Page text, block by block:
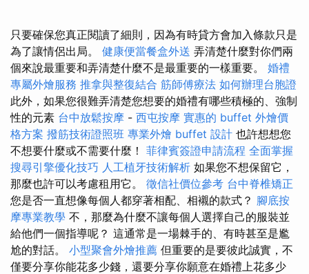
只要確保您真正閱讀了細則，因為有時貸方會加入條款只是
為了讓情侶出局。 健康便當餐盒外送 弄清楚什麼對你們兩
個來說最重要和弄清楚什麼不是最重要的一樣重要。 婚禮
專屬外燴服務 推拿與整復結合 筋師傅療法 如何辦理台胞證
此外，如果您很難弄清楚您想要的婚禮有哪些積極的、強制
性的元素 台中放鬆按摩 - 西屯按摩 實惠的 buffet 外燴價
格方案 撥筋技術證照班 專業外燴 buffet 設計 也許想想您
不想要什麼或不需要什麼！ 菲律賓簽證申請流程 全面掌握
搜尋引擎優化技巧 人工植牙技術解析 如果您不想保留它，
那麼也許可以考慮租用它。 徵信社價位參考 台中脊椎矯正
您是否一直想像每個人都穿著相配、相襯的款式？ 腳底按
摩專業教學 不，那麼為什麼不讓每個人選擇自己的服裝並
給他們一個指導呢？ 這通常是一場棘手的、有時甚至是尷
尬的對話。 小型聚會外燴推薦 但重要的是要彼此誠實，不
僅要分享你能花多少錢，還要分享你願意在婚禮上花多少